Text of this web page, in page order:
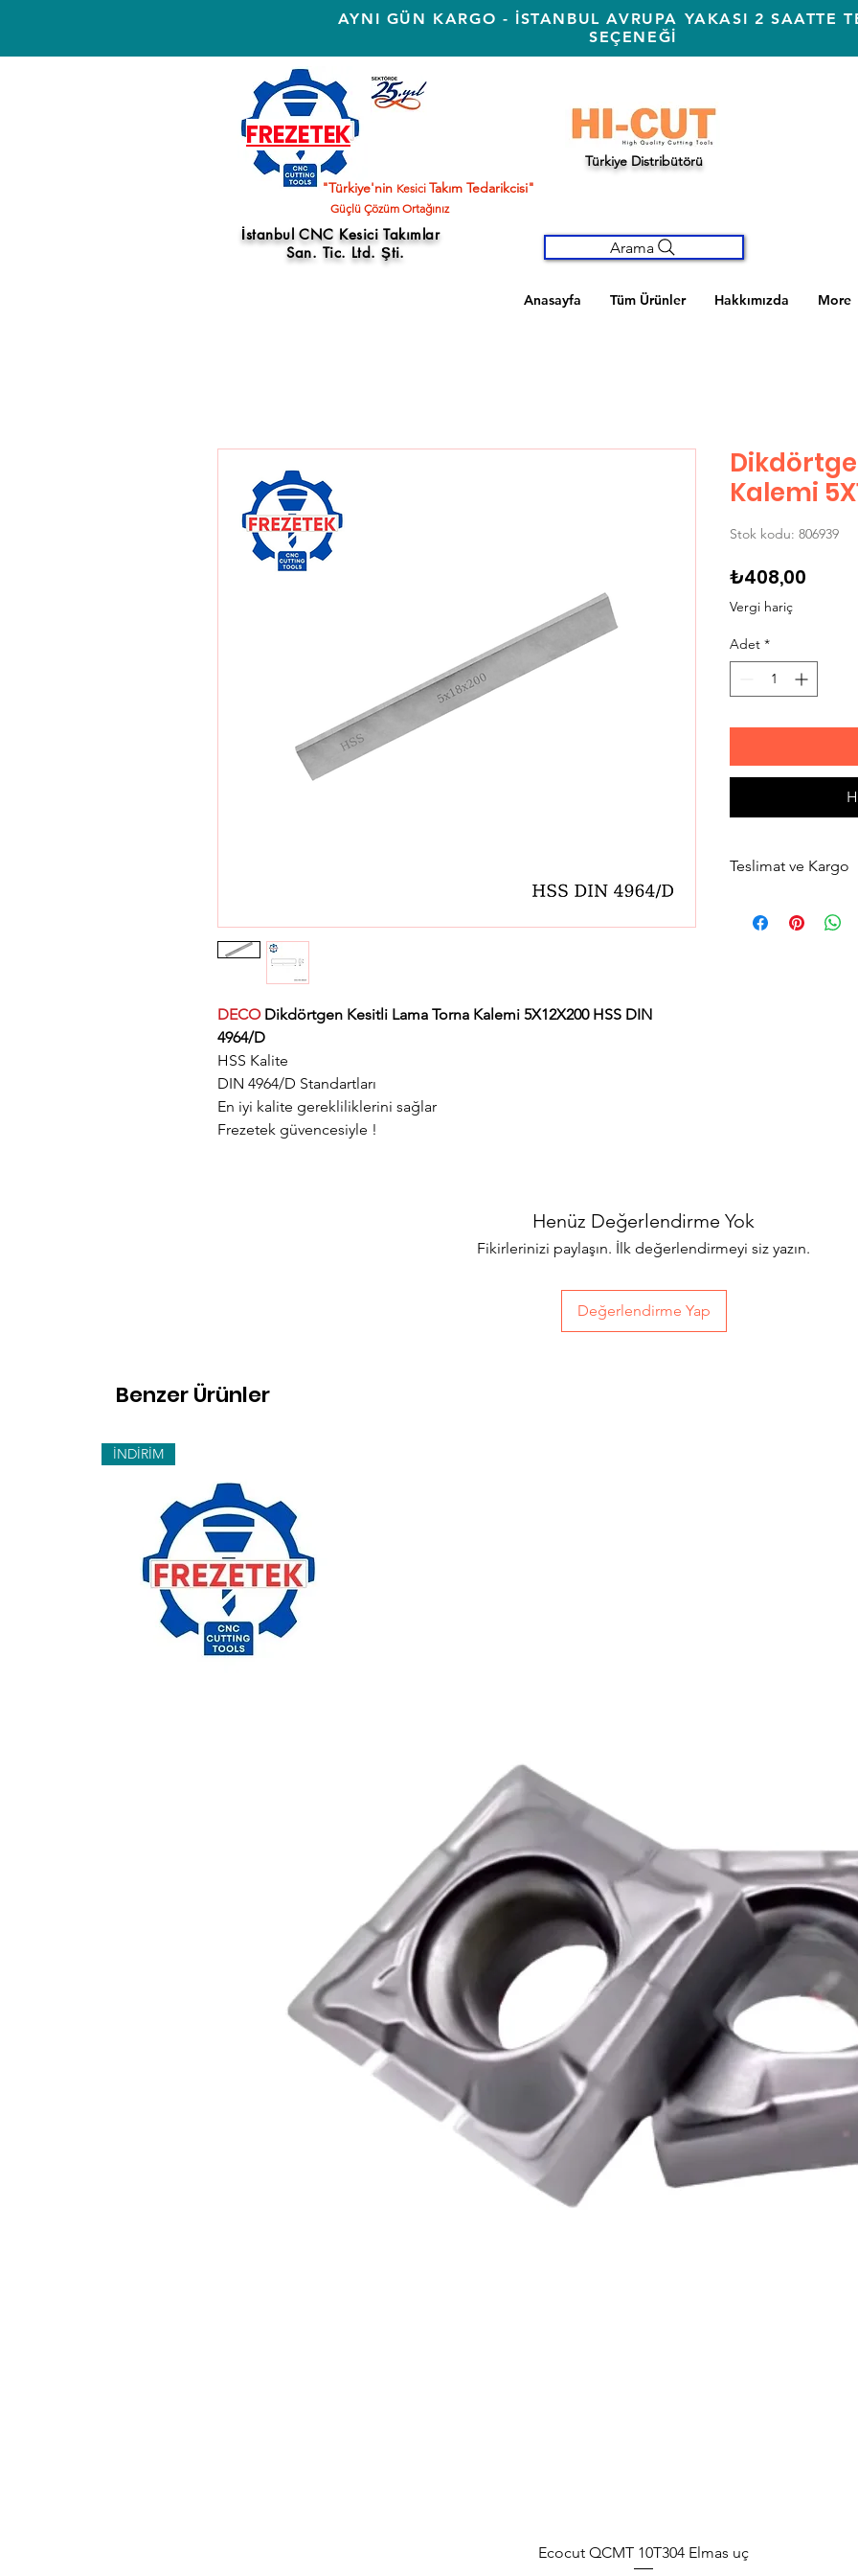
AYNI GÜN KARGO - İSTANBUL AVRUPA YAKASI 2 SAATTE
SEÇENEĞİ
FREZETEK
"Türkiye'nin Kesici Takım Tedarikcisi"
Türkiye Distribütörü
Güçlü Çözüm Ortağınız
İstanbul CNC Kesici Takımlar
San. Tic. Ltd. Şti.
Arama
Anasayfa Tüm Ürünler Hakkımızda More
DECODikdörtgen Kesitli Lama Torna Kalemi 5X12X200 HSS DIN
4964/D
HSS Kalite
DIN 4964/D Standartları
En iyi kalite gerekliliklerini sağlar
Frezetek güvencesiyle !
Kalemi
Stok kodu: 806939
₺408,00
Vergi hariç
Adet *
Teslimat ve Kargo
gün içerisinde
Henüz Değerlendirme Yok
Fikirlerinizi paylaşın. İlk değerlendirmeyi siz yazın.
Değerlendirme Yap
Benzer Ürünler
İNDİRİM
Ecocut QCMT 10T304 Elmas uç